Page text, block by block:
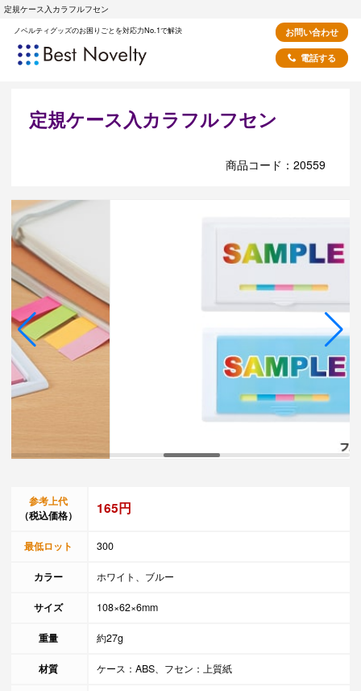
定規ケース入カラフルフセン
ノベルティグッズのお困りごとを対応力No.1で解決
お問い合わせ
電話する
定規ケース入カラフルフセン
商品コード：20559
参考上代
（税込価格）
165円
最低ロット 300
カラー ホワイト、ブルー
サイズ 108×62×6mm
重量 約27g
材質 ケース：ABS、フセン：上質紙